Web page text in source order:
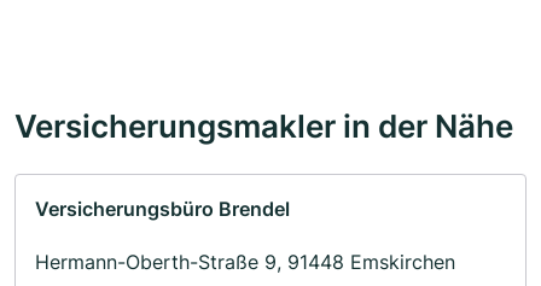
Versicherungsmakler in der Nähe
Versicherungsbüro Brendel
Hermann-Oberth-Straße 9, 91448 Emskirchen